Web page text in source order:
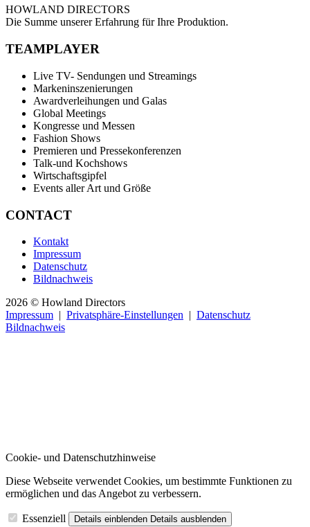
HOWLAND DIRECTORS
Die Summe unserer Erfahrung für Ihre Produktion.
TEAMPLAYER
Live TV- Sendungen und Streamings
Markeninszenierungen
Awardverleihungen und Galas
Global Meetings
Kongresse und Messen
Fashion Shows
Premieren und Pressekonferenzen
Talk-und Kochshows
Wirtschaftsgipfel
Events aller Art und Größe
CONTACT
Kontakt
Impressum
Datenschutz
Bildnachweis
2026 © Howland Directors
Impressum | Privatsphäre-Einstellungen | Datenschutz
Bildnachweis
Cookie- und Datenschutzhinweise
Diese Webseite verwendet Cookies, um bestimmte Funktionen zu
ermöglichen und das Angebot zu verbessern.
Essenziell Details einblenden Details ausblenden